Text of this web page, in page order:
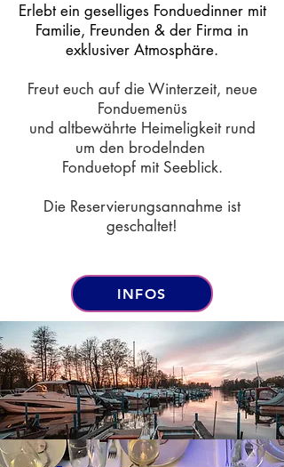
Erlebt ein geselliges Fonduedinner mit
Familie, Freunden & der Firma in
exklusiver Atmosphäre.
Freut euch auf die Winterzeit, neue
Fonduemenüs
und altbewährte Heimeligkeit rund
um den brodelnden
Fonduetopf mit Seeblick.
Die Reservierungsannahme ist
geschaltet!
INFOS